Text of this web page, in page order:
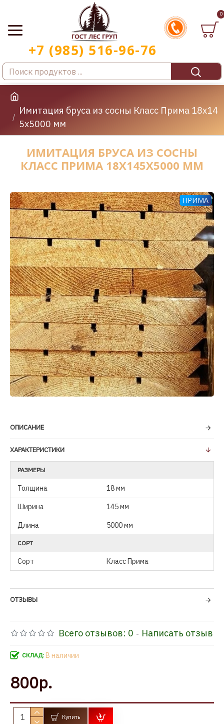
0
Имитация бруса из сосны Класс Прима 18x14
5x5000 мм
ИМИТАЦИЯ БРУСА ИЗ СОСНЫ
КЛАСС ПРИМА 18X145X5000 ММ
ПРИМА
ОПИСАНИЕ
ХАРАКТЕРИСТИКИ
РАЗМЕРЫ
Толщина 18 мм
Ширина 145 мм
Длина 5000 мм
СОРТ
Сорт Класс Прима
ОТЗЫВЫ
СКЛАД: В наличии
Всего отзывов: 0 - Написать отзыв
800р.
Купить